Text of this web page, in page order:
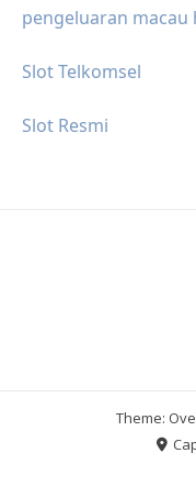
pengeluaran macau
Slot Telkomsel
Slot Resmi
Theme: